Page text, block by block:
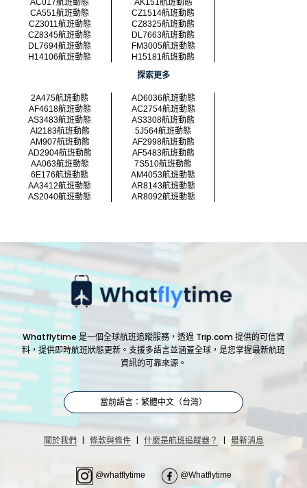
AC017航班動態
AK151航班動態
CA551航班動態
CZ1514航班動態
CZ3011航班動態
CZ8325航班動態
CZ8345航班動態
DL7663航班動態
DL7694航班動態
FM3005航班動態
H14106航班動態
H15181航班動態
探索更多
2A475航班動態
AD6036航班動態
AF4618航班動態
AC2754航班動態
AS3483航班動態
AS3308航班動態
AI2183航班動態
5J564航班動態
AM907航班動態
AF2998航班動態
AD2904航班動態
AF5483航班動態
AA063航班動態
7S510航班動態
6E176航班動態
AM4053航班動態
AA3412航班動態
AR8143航班動態
AS2040航班動態
AR8092航班動態
Whatflytime 是一個全球航班追蹤服務，透過 Trip.com 提供的可信資
料，提供即時航班狀態更新。支援多語言並涵蓋全球，是您掌握最新航班
資訊的可靠來源。
當前語言：繁體中文（台灣）
關於我們 | 條款與條件 | 什麼是航班追蹤器？ | 最新消息
@whatflytime @Whatflytime